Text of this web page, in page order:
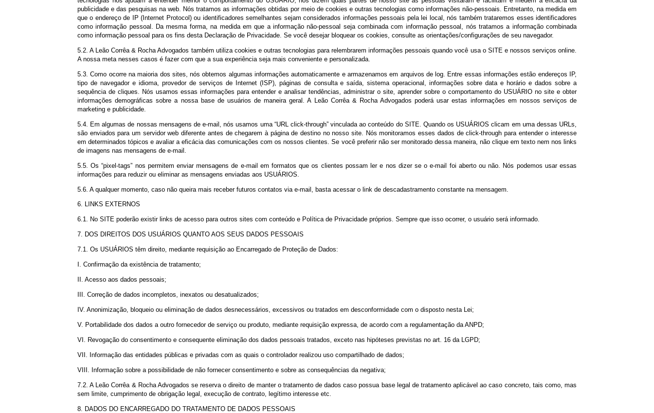
dos dados informados.
4.2. A Leão Corrêa & Rocha Advogados poderá, a seu exclusivo critério, suspender e/ou cancelar o cadastro do USUÁRIO, a qualquer momento, caso detecte qualquer
inexatidão nas informações prestadas pelo mesmo, até que a inexatidão seja suprida. Tal procedimento visa proteger o USUÁRIO e otimizar o processo de compra.
5. COOKIES E OUTRAS TECNOLOGIAS
5.1. O SITE, os serviços online, as mensagens de e-mail e o material publicitário poderão usar “cookies” e outras tecnologias, tais como pixel tags e web beacons. Essas
tecnologias nos ajudam a entender melhor o comportamento do USUÁRIO, nos dizem quais partes de nosso site as pessoas visitaram e facilitam e medem a eficácia da
publicidade e das pesquisas na web. Nós tratamos as informações obtidas por meio de cookies e outras tecnologias como informações não-pessoais. Entretanto, na medida em
que o endereço de IP (Internet Protocol) ou identificadores semelhantes sejam considerados informações pessoais pela lei local, nós também trataremos esses identificadores
como informação pessoal. Da mesma forma, na medida em que a informação não-pessoal seja combinada com informação pessoal, nós tratamos a informação combinada
como informação pessoal para os fins desta Declaração de Privacidade. Se você desejar bloquear os cookies, consulte as orientações/configurações de seu navegador.
5.2. A Leão Corrêa & Rocha Advogados também utiliza cookies e outras tecnologias para relembrarem informações pessoais quando você usa o SITE e nossos serviços online.
A nossa meta nesses casos é fazer com que a sua experiência seja mais conveniente e personalizada.
5.3. Como ocorre na maioria dos sites, nós obtemos algumas informações automaticamente e armazenamos em arquivos de log. Entre essas informações estão endereços IP,
tipo de navegador e idioma, provedor de serviços de Internet (ISP), páginas de consulta e saída, sistema operacional, informações sobre data e horário e dados sobre a
sequência de cliques. Nós usamos essas informações para entender e analisar tendências, administrar o site, aprender sobre o comportamento do USUÁRIO no site e obter
marketing e publicidade.
são enviados para um servidor web diferente antes de chegarem à página de destino no nosso site. Nós monitoramos esses dados de click-through para entender o interesse
em determinados tópicos e avaliar a eficácia das comunicações com os nossos clientes. Se você preferir não ser monitorado dessa maneira, não clique em texto nem nos links
de imagens nas mensagens de e-mail.
informações para reduzir ou eliminar as mensagens enviadas aos USUÁRIOS.
5.6. A qualquer momento, caso não queira mais receber futuros contatos via e-mail, basta acessar o link de descadastramento constante na mensagem.
6. LINKS EXTERNOS
I. Confirmação da existência de tratamento;
II. Acesso aos dados pessoais;
III. Correção de dados incompletos, inexatos ou desatualizados;